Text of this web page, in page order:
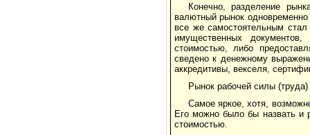
Конечно, разделение
валютный рынок
все же самостоятельным
имущественных
стоимостью, либо
сведено к денежному
аккредитивы, векселя,
Рынок рабочей силы (труда)
Самое яркое, хотя,
Его можно было бы назвать и
стоимостью.